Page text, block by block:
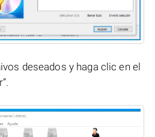
deseados y haga clic en el